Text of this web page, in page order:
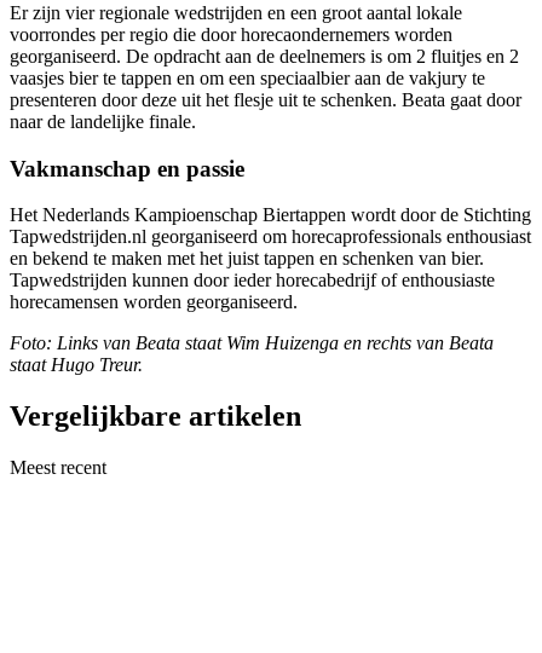
Er zijn vier regionale wedstrijden en een groot aantal lokale
voorrondes per regio die door horecaondernemers worden
georganiseerd. De opdracht aan de deelnemers is om 2 fluitjes en 2
vaasjes bier te tappen en om een speciaalbier aan de vakjury te
presenteren door deze uit het flesje uit te schenken. Beata gaat door
naar de landelijke finale.
Vakmanschap en passie
Het Nederlands Kampioenschap Biertappen wordt door de Stichting
Tapwedstrijden.nl georganiseerd om horecaprofessionals enthousiast
en bekend te maken met het juist tappen en schenken van bier.
Tapwedstrijden kunnen door ieder horecabedrijf of enthousiaste
horecamensen worden georganiseerd.
Foto: Links van Beata staat Wim Huizenga en rechts van Beata
staat Hugo Treur.
Vergelijkbare artikelen
Meest recent